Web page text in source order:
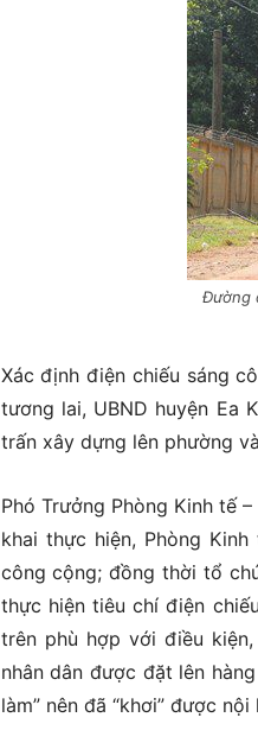
Đường
Xác định điện chiếu sáng
tương lai, UBND huyện Ea
trấn xây dựng lên phường
Phó Trưởng Phòng Kinh tế
khai thực hiện, Phòng
công cộng; đồng thời tổ
thực hiện tiêu chí điện
trên phù hợp với điều
nhân dân được đặt lên
làm” nên đã “khơi” được